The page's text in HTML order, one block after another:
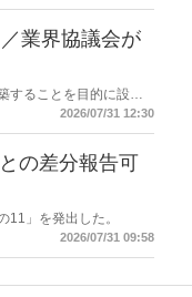
業界協議会が
ることを目的に設立
した。７月31日に開かれ
2026/07/31 12:30
の差分報告可
11」を発出した。
2026/07/31 09:58